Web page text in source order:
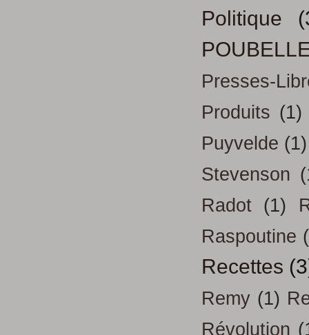
Politique
Presses-
Produits (1)
Puyvelde (1)
Stevenson
Radot (1)
Raspoutine
Recettes
Remy (1)
Révolution